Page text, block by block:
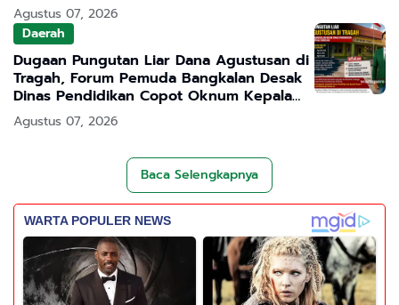
Agustus 07, 2026
Daerah
Dugaan Pungutan Liar Dana Agustusan di
Tragah, Forum Pemuda Bangkalan Desak
Dinas Pendidikan Copot Oknum Kepala
Sekolah
Agustus 07, 2026
Baca Selengkapnya